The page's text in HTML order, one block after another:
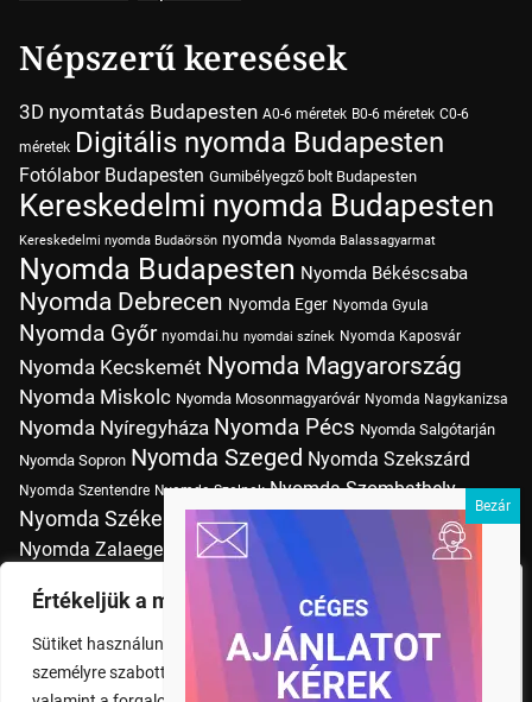
Értékeljük a magánéletét
Sütiket használunk a böngészési élmény fokozására,
személyre szabott hirdetések vagy tartalmak megjelenítésére,
Népszerű keresések
3D nyomtatás Budapesten A0-6 méretek B0-6 méretek C0-6
méretek Digitális nyomda Budapesten
Fotólabor Budapesten Gumibélyegző bolt Budapesten
Kereskedelmi nyomda Budapesten
Kereskedelmi nyomda Budaörsön nyomda Nyomda Balassagyarmat
Nyomda Budapesten Nyomda Békéscsaba
Nyomda Debrecen Nyomda Eger Nyomda Gyula
Nyomda Győr nyomdai.hu nyomdai színek Nyomda Kaposvár
Nyomda Kecskemét Nyomda Magyarország
Nyomda Miskolc Nyomda Mosonmagyaróvár Nyomda Nagykanizsa
Nyomda Nyíregyháza Nyomda Pécs Nyomda Salgótarján
Nyomda Sopron Nyomda Szeged Nyomda Szekszárd
Nyomda Szentendre Nyomda Szolnok Nyomda Szombathely
Nyomda Székesfehérvár Nyomda Tatabánya Nyomda Vác
Nyomda Zalaegerszeg Nyomda Érd nyomtatás
Nyomtatás Budapesten
Pólónyomtatás Budapesten Szitanyomda Budapesten
Tudásbázis